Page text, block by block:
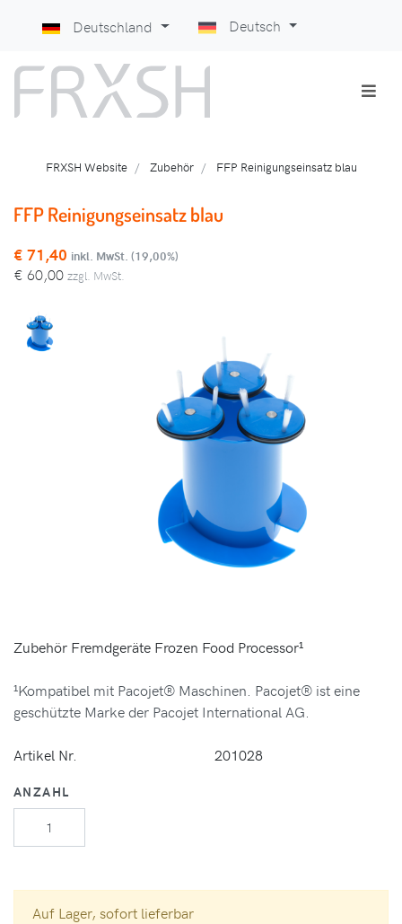
Deutschland Deutsch
FRXSH Website Zubehör FFP Reinigungseinsatz blau
FFP Reinigungseinsatz blau
€ 71,40 inkl. MwSt. (19,00%)
€ 60,00 zzgl. MwSt.
Zubehör Fremdgeräte Frozen Food Processor¹
¹Kompatibel mit Pacojet® Maschinen. Pacojet® ist eine
geschützte Marke der Pacojet International AG.
Artikel Nr. 201028
ANZAHL
Auf Lager, sofort lieferbar